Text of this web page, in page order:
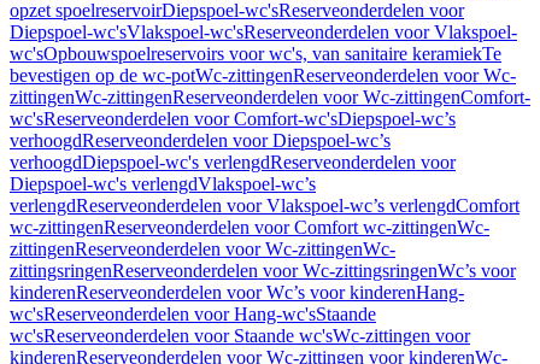
opzet spoelreservoirDiepspoel-wc'sReserveonderdelen voor
Diepspoel-wc'sVlakspoel-wc'sReserveonderdelen voor Vlakspoel-
wc'sOpbouwspoelreservoirs voor wc's, van sanitaire keramiekTe
bevestigen op de wc-potWc-zittingenReserveonderdelen voor Wc-
zittingenWc-zittingenReserveonderdelen voor Wc-zittingenComfort-
wc'sReserveonderdelen voor Comfort-wc'sDiepspoel-wc’s
verhoogdReserveonderdelen voor Diepspoel-wc’s
verhoogdDiepspoel-wc's verlengdReserveonderdelen voor
Diepspoel-wc's verlengdVlakspoel-wc’s
verlengdReserveonderdelen voor Vlakspoel-wc’s verlengdComfort
wc-zittingenReserveonderdelen voor Comfort wc-zittingenWc-
zittingenReserveonderdelen voor Wc-zittingenWc-
zittingsringenReserveonderdelen voor Wc-zittingsringenWc’s voor
kinderenReserveonderdelen voor Wc’s voor kinderenHang-
wc'sReserveonderdelen voor Hang-wc'sStaande
wc'sReserveonderdelen voor Staande wc'sWc-zittingen voor
kinderenReserveonderdelen voor Wc-zittingen voor kinderenWc-